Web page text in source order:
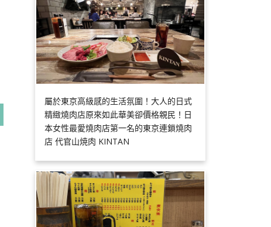
屬於東京高級感的生活氛圍！大人的日式
精緻燒肉店原來如此華美卻價格親民！日
本女性最愛燒肉店第一名的東京連鎖燒肉
店 代官山焼肉 KINTAN